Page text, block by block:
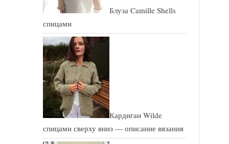
Блуза Camille Shells
спицами
Кардиган Wilde
спицами сверху вниз — описание вязания